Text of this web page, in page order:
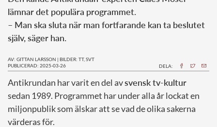
lämnar det populära programmet.
– Man ska sluta när man fortfarande kan ta beslutet
själv, säger han.
AV: GITTAN LARSSON | BILDER: TT, SVT
PUBLICERAD: 2025-03-26
DELA:
Antikrundan har varit en del avsvensk tv-kultur
sedan 1989. Programmet har under alla år lockat en
miljonpublik som älskar att se vad de olika sakerna
värderas för.